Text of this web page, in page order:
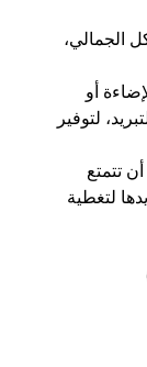
الجمالي،
أو
لتوفير
تتمتع
لتغطية